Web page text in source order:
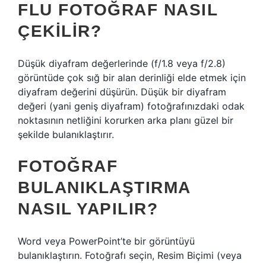
FLU FOTOĞRAF NASIL
ÇEKILIR?
Düşük diyafram değerlerinde (f/1.8 veya f/2.8)
görüntüde çok sığ bir alan derinliği elde etmek için
diyafram değerini düşürün. Düşük bir diyafram
değeri (yani geniş diyafram) fotoğrafınızdaki odak
noktasının netliğini korurken arka planı güzel bir
şekilde bulanıklaştırır.
FOTOĞRAF
BULANIKLAŞTIRMA
NASIL YAPILIR?
Word veya PowerPoint’te bir görüntüyü
bulanıklaştırın. Fotoğrafı seçin, Resim Biçimi (veya